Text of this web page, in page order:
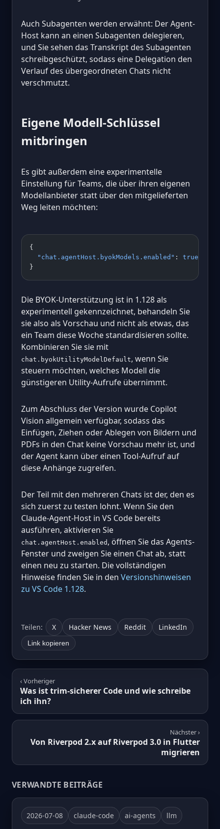
Auch Subagenten werden erwähnt: Der Agent-
Host kann an einen Subagenten delegieren,
und Sie sehen das Transkript des Subagenten
schreibgeschützt, sodass eine Delegation den
Verlauf des übergeordneten Chats nicht
verschmutzt.
Eigene Modell-Schlüssel
mitbringen
Es gibt außerdem eine experimentelle
Einstellung für Teams, die über ihren eigenen
Modellanbieter statt über den mitgelieferten
Weg leiten möchten:
{
  "chat.agentHost.byokModels.enabled"
: true
}
Die BYOK-Unterstützung ist in 1.128 als
experimentell gekennzeichnet, behandeln Sie
sie also als Vorschau und nicht als etwas, das
ein Team diese Woche standardisieren sollte.
Kombinieren Sie sie mit
chat.byokUtilityModelDefault, wenn Sie
steuern möchten, welches Modell die
günstigeren Utility-Aufrufe übernimmt.
Zum Abschluss der Version wurde Copilot
Vision allgemein verfügbar, sodass das
Einfügen, Ziehen oder Ablegen von Bildern und
PDFs in den Chat keine Vorschau mehr ist, und
der Agent kann über einen Tool-Aufruf auf
diese Anhänge zugreifen.
Der Teil mit den mehreren Chats ist der, den es
sich zuerst zu testen lohnt. Wenn Sie den
Claude-Agent-Host in VS Code bereits
ausführen, aktivieren Sie
chat.agentHost.enabled , öffnen Sie das Agents-
Fenster und zweigen Sie einen Chat ab, statt
einen neu zu starten. Die vollständigen
Hinweise finden Sie in den Versionshinweisen
zu VS Code 1.128.
Teilen: X Hacker News Reddit LinkedIn
Link kopieren
‹ Vorheriger
Was ist trim-sicherer Code und wie schreibe
ich ihn?
Nächster ›
Von Riverpod 2.x auf Riverpod 3.0 in Flutter
migrieren
VERWANDTE BEITRÄGE
2026-07-08 claude-code ai-agents llm